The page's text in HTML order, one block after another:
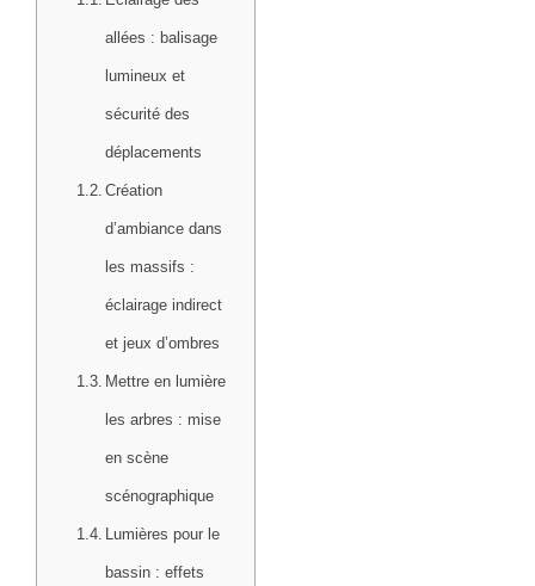
allées : balisage
lumineux et
sécurité des
déplacements
Création
d’ambiance dans
les massifs :
éclairage indirect
et jeux d’ombres
Mettre en lumière
les arbres : mise
en scène
scénographique
Lumières pour le
bassin : effets